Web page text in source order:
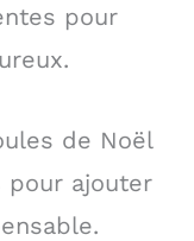
pour
de Noël
pour ajouter